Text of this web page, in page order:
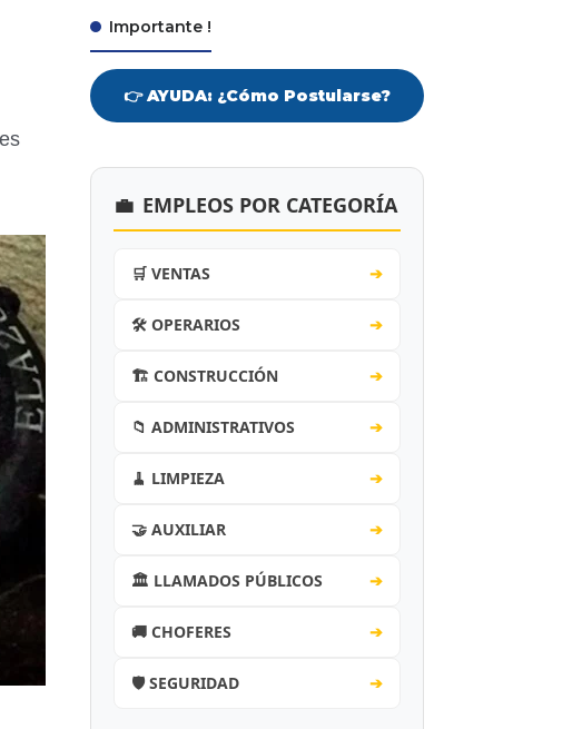
Importante !
👉 AYUDA: ¿Cómo Postularse?
💼 EMPLEOS POR CATEGORÍA
🛒 VENTAS ➔
🛠️ OPERARIOS ➔
🏗️ CONSTRUCCIÓN ➔
📁 ADMINISTRATIVOS ➔
🧹 LIMPIEZA ➔
🤝 AUXILIAR ➔
🏛️ LLAMADOS PÚBLICOS ➔
🚚 CHOFERES ➔
🛡️ SEGURIDAD ➔